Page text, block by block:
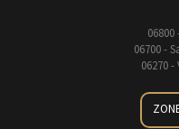
06700 -
06270